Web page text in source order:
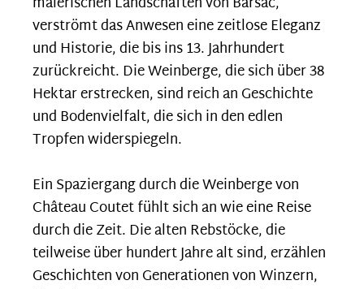
verströmt das Anwesen eine zeitlose Eleganz
und Historie, die bis ins 13. Jahrhundert
zurückreicht. Die Weinberge, die sich über 38
Hektar erstrecken, sind reich an Geschichte
und Bodenvielfalt, die sich in den edlen
Tropfen widerspiegeln.
Ein Spaziergang durch die Weinberge von
Château Coutet fühlt sich an wie eine Reise
durch die Zeit. Die alten Rebstöcke, die
teilweise über hundert Jahre alt sind, erzählen
Geschichten von Generationen von Winzern,